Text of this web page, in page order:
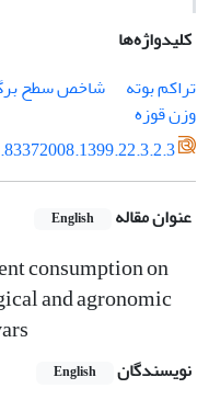
کلیدواژه‌ها
تراکم بوته
شاخص سطح
وزن قوزه
عنوان مقاله English
consumption on
and agronomic
نویسندگان English